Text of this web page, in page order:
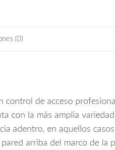
(0)
control de acceso
con la más amplia
adentro, en aquellos
arriba del marco de la